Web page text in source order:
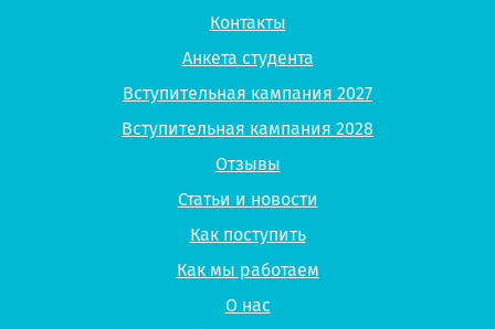
Контакты
Анкета студента
Вступительная кампания 2027
Вступительная кампания 2028
Отзывы
Статьи и новости
Как поступить
Как мы работаем
О нас